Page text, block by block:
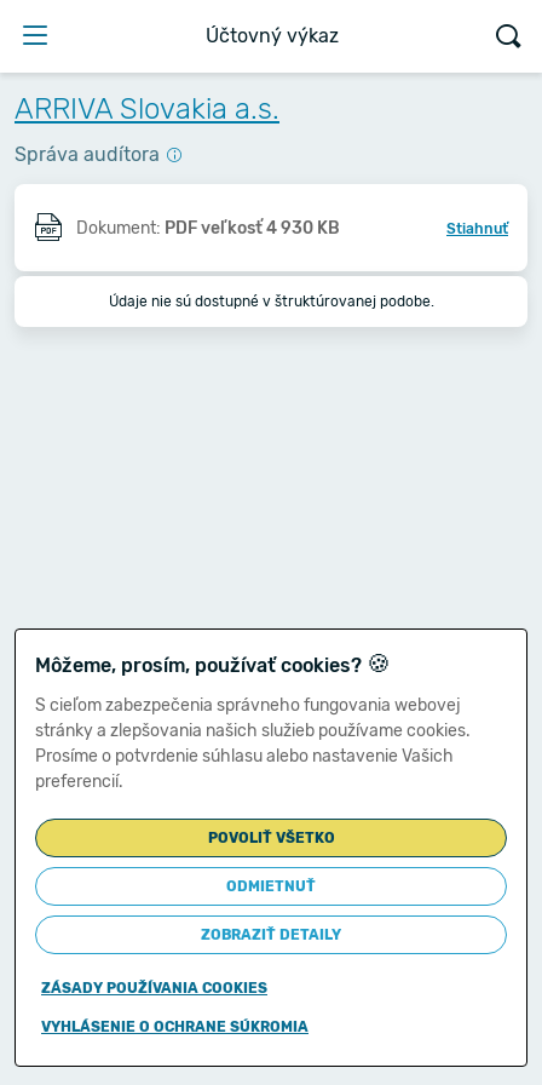
Účtovný výkaz
ARRIVA Slovakia a.s.
Správa audítora
Dokument: PDF veľkosť 4 930 KB Stiahnuť
Údaje nie sú dostupné v štruktúrovanej podobe.
Môžeme, prosím, používať cookies? 🍪
S cieľom zabezpečenia správneho fungovania webovej
stránky a zlepšovania našich služieb používame cookies.
Prosíme o potvrdenie súhlasu alebo nastavenie Vašich
preferencií.
POVOLIŤ VŠETKO
ODMIETNUŤ
ZOBRAZIŤ DETAILY
ZÁSADY POUŽÍVANIA COOKIES
VYHLÁSENIE O OCHRANE SÚKROMIA
Copyright © 2011-2026